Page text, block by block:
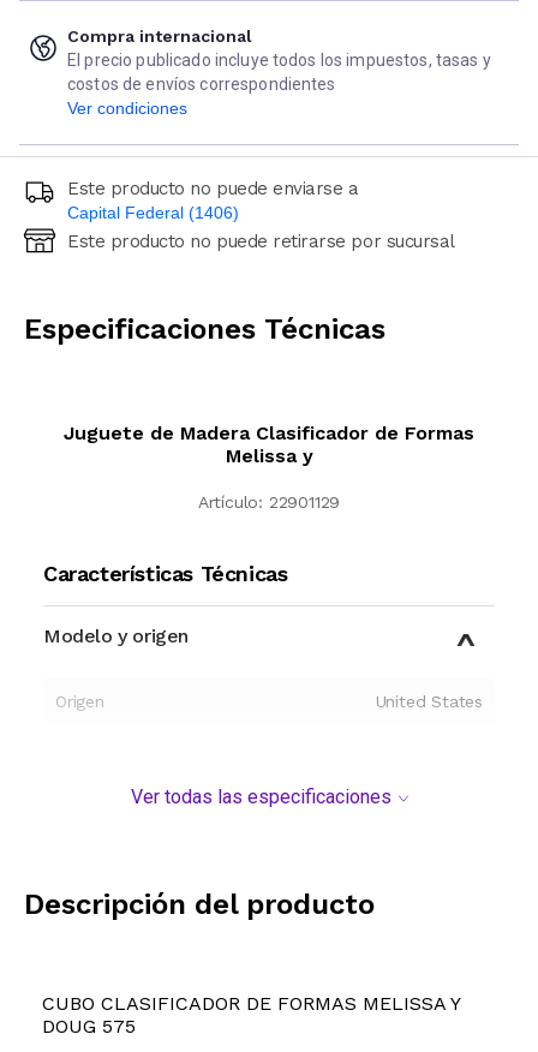
Compra internacional
El precio publicado incluye todos los impuestos, tasas y
costos de envíos correspondientes
Ver condiciones
Este producto no puede enviarse a
Capital Federal (1406)
Ingresá código postal (sólo números)
Este producto no puede retirarse por sucursal
Especificaciones Técnicas
Juguete de Madera Clasificador de Formas
Melissa y
Artículo: 22901129
Características Técnicas
Modelo y origen
Origen United States
Ver todas las especificaciones
Descripción del producto
CUBO CLASIFICADOR DE FORMAS MELISSA Y
DOUG 575